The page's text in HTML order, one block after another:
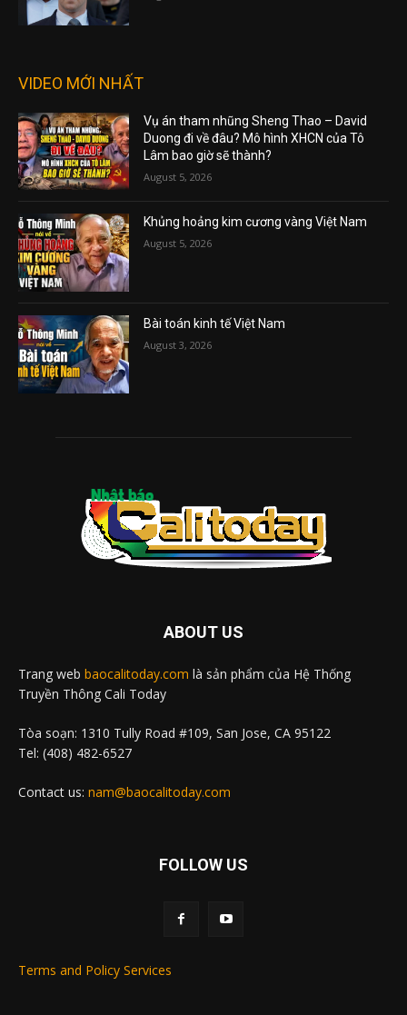
VIDEO MỚI NHẤT
Vụ án tham nhũng Sheng Thao – David
Duong đi về đâu? Mô hình XHCN của Tô
Lâm bao giờ sẽ thành?
August 5, 2026
Khủng hoảng kim cương vàng Việt Nam
August 5, 2026
Bài toán kinh tế Việt Nam
August 3, 2026
ABOUT US
Trang web baocalitoday.com là sản phẩm của Hệ Thống
Truyền Thông Cali Today
Tòa soạn: 1310 Tully Road #109, San Jose, CA 95122
Tel: (408) 482-6527
Contact us: nam@baocalitoday.com
FOLLOW US
Terms and Policy Services